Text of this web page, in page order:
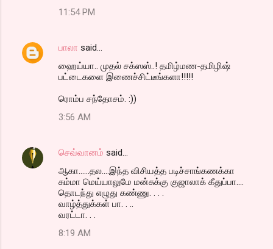
11:54 PM
பாலா said…
ஹைய்யா.. முதல் சக்ஸஸ்..! தமிழ்மண-தமிழிஷ்
பட்டைகளை இணைச்சிட்டீங்களா!!!!!
ரொம்ப சந்தோசம். :))
3:56 AM
செவ்வானம் said…
ஆகா......தல....இந்த விசியத்த படிச்சாங்கணக்கா
சும்மா மெய்யாலுமே மன்சுக்கு குஜாலாக் கீதுப்பா....
தொடந்து எழுது கண்ணு. . . .
வாழ்த்துக்கள் பா. . ..
வரட்டா. . .
8:19 AM